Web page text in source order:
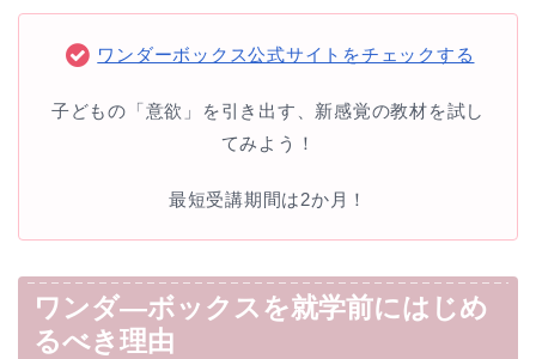
ワンダーボックス公式サイトをチェックする
子どもの「意欲」を引き出す、新感覚の教材を試し
てみよう！
最短受講期間は2か月！
ワンダ―ボックスを就学前にはじめ
るべき理由